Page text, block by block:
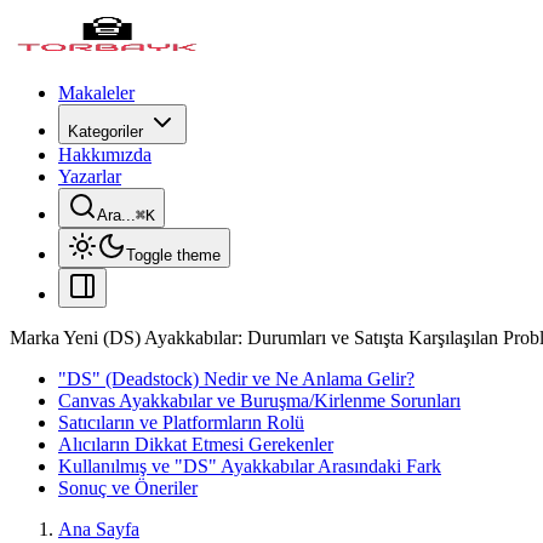
Makaleler
Kategoriler
Hakkımızda
Yazarlar
Ara...⌘K
Toggle theme
Marka Yeni (DS) Ayakkabılar: Durumları ve Satışta Karşılaşılan
"DS" (Deadstock) Nedir ve Ne Anlama Gelir?
Canvas Ayakkabılar ve Buruşma/Kirlenme Sorunları
Satıcıların ve Platformların Rolü
Alıcıların Dikkat Etmesi Gerekenler
Kullanılmış ve "DS" Ayakkabılar Arasındaki Fark
Sonuç ve Öneriler
Ana Sayfa